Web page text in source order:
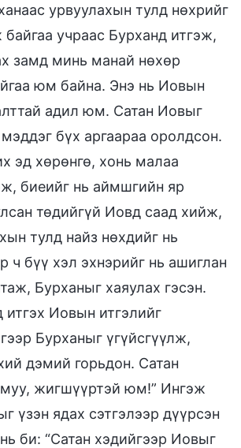
урвуулахын тулд нөхрийг
учраас Бурханд итгэж,
замд минь манай нөхөр
юм байна. Энэ нь Иовын
адил юм. Сатан Иовыг
бүх аргаараа оролдсон.
эд хөрөнгө, хонь малаа
биеийг нь аймшгийн яр
төдийгүй Иовд саад хийж,
тулд найз нөхдийг нь
ч бүү хэл эхнэрийг нь ашиглан
Бурханыг хаяулах гэсэн.
итгэх Иовын итгэлийг
Бурханыг үгүйсгүүлж,
дэмий горьдон. Сатан
жигшүүртэй юм!” Ингэж
үзэн ядах сэтгэлээр дүүрсэн
би: “Сатан хэдийгээр Иовыг